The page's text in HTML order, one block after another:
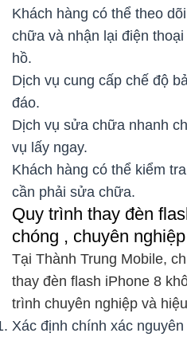
Khách hàng có thể theo
chữa và nhận lại điện
hồ.
Dịch vụ cung cấp chế độ
đáo.
Dịch vụ sửa chữa nhanh
vụ lấy ngay.
Khách hàng có thể kiểm
cần phải sửa chữa.
Quy trình thay đèn
chóng , chuyên nghiệp
Tại Thành Trung Mobile,
thay đèn flash iPhone 8
trình chuyên nghiệp và
Xác định chính xác